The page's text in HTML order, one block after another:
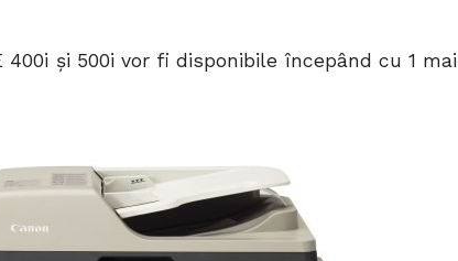
400i şi 500i vor fi disponibile începând cu 1 mai